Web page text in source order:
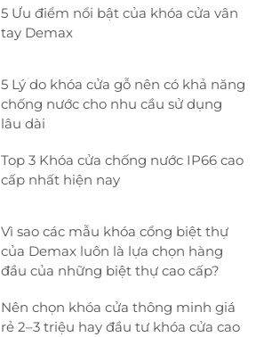
5 Ưu điểm nổi bật của khóa cửa vân
tay Demax
5 Lý do khóa cửa gỗ nên có khả năng
chống nước cho nhu cầu sử dụng
lâu dài
Top 3 Khóa cửa chống nước IP66 cao
cấp nhất hiện nay
Vì sao các mẫu khóa cổng biệt thự
của Demax luôn là lựa chọn hàng
đầu của những biệt thự cao cấp?
Nên chọn khóa cửa thông minh giá
rẻ 2–3 triệu hay đầu tư khóa cửa cao